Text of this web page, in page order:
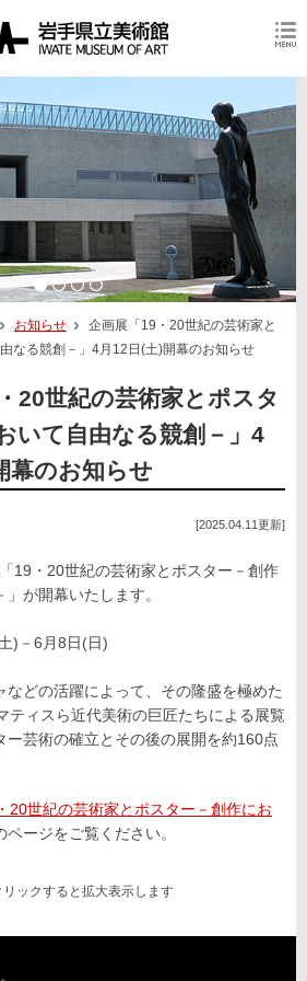
お知らせ
企画展「19・20世紀の芸術家と
なる競創－」4月12日(土)開幕のお知らせ
20世紀の芸術家とポスタ
いて自由なる競創－」4
幕のお知らせ
[2025.04.11更新]
19・20世紀の芸術家とポスター－創作
が開幕いたします。
)－6月8日(日)
などの活躍によって、その隆盛を極めた
ティスら近代美術の巨匠たちによる展覧
ー芸術の確立とその後の展開を約160点
20世紀の芸術家とポスター－創作にお
ページをご覧ください。
リックすると拡大表示します